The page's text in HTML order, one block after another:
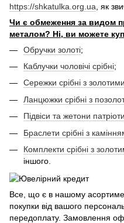
https://shkatulka.org.ua , як
Чи є обмеження за видом
металом? Ні, ви можете
Обручки золоті;
Каблучки чоловічі срібні;
Сережки срібні з
Ланцюжки срібні з
Підвіси та жетони
Браслети срібні з
Комплекти срібні з
іншого.
Все, що є в нашому
покупки від вашого
передоплату. Замовлення